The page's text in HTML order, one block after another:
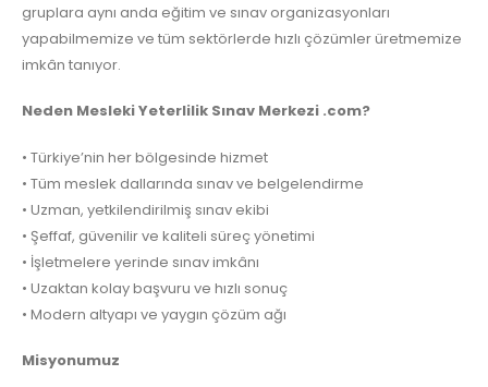
gruplara aynı anda eğitim ve sınav organizasyonları
yapabilmemize ve tüm sektörlerde hızlı çözümler üretmemize
imkân tanıyor.
Neden Mesleki Yeterlilik Sınav Merkezi .com?
• Türkiye’nin her bölgesinde hizmet
• Tüm meslek dallarında sınav ve belgelendirme
• Uzman, yetkilendirilmiş sınav ekibi
• Şeffaf, güvenilir ve kaliteli süreç yönetimi
• İşletmelere yerinde sınav imkânı
• Uzaktan kolay başvuru ve hızlı sonuç
• Modern altyapı ve yaygın çözüm ağı
Misyonumuz